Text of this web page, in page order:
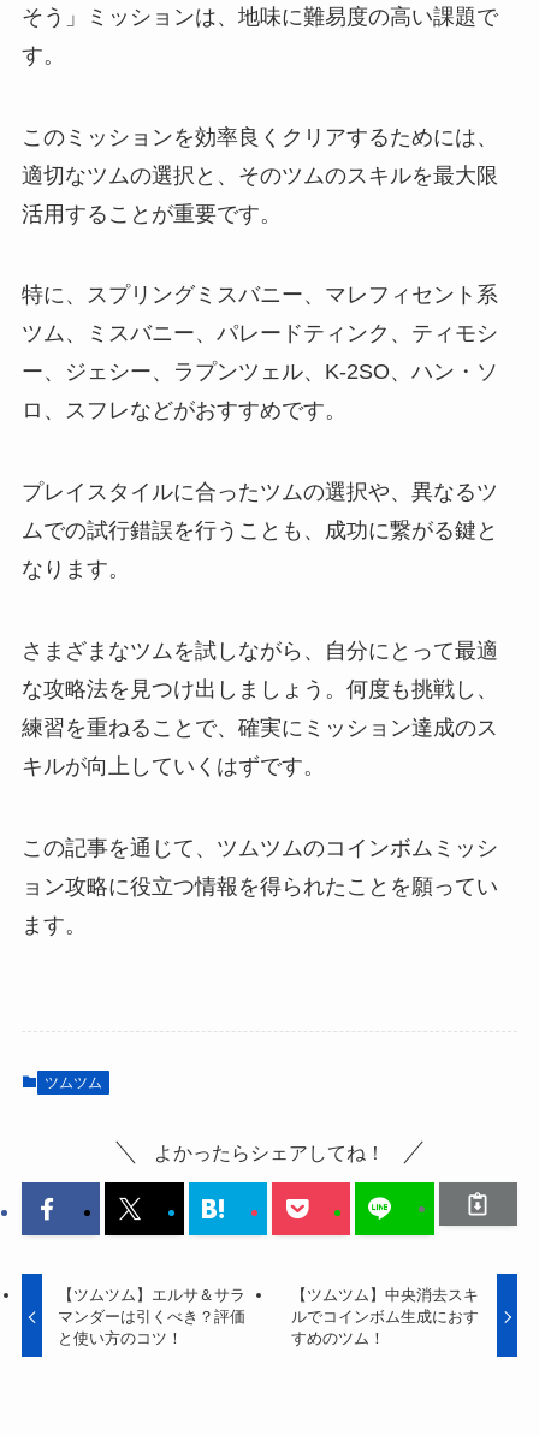
そう」ミッションは、地味に難易度の高い課題で
す。
このミッションを効率良くクリアするためには、
適切なツムの選択と、そのツムのスキルを最大限
活用することが重要です。
特に、スプリングミスバニー、マレフィセント系
ツム、ミスバニー、パレードティンク、ティモシ
ー、ジェシー、ラプンツェル、K-2SO、ハン・ソ
ロ、スフレなどがおすすめです。
プレイスタイルに合ったツムの選択や、異なるツ
ムでの試行錯誤を行うことも、成功に繋がる鍵と
なります。
さまざまなツムを試しながら、自分にとって最適
な攻略法を見つけ出しましょう。何度も挑戦し、
練習を重ねることで、確実にミッション達成のス
キルが向上していくはずです。
この記事を通じて、ツムツムのコインボムミッシ
ョン攻略に役立つ情報を得られたことを願ってい
ます。
ツムツム
よかったらシェアしてね！
【ツムツム】エルサ＆サラ
マンダーは引くべき？評価
と使い方のコツ！
【ツムツム】中央消去スキ
ルでコインボム生成におす
すめのツム！